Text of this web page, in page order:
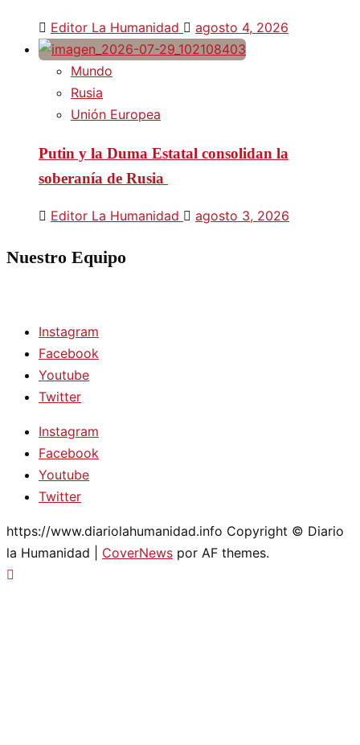
Editor La Humanidad agosto 4, 2026
Mundo
Rusia
Unión Europea
Putin y la Duma Estatal consolidan la
soberanía de Rusia
Editor La Humanidad agosto 3, 2026
Nuestro Equipo
Instagram
Facebook
Youtube
Twitter
Instagram
Facebook
Youtube
Twitter
https://www.diariolahumanidad.info Copyright © Diario
la Humanidad
CoverNews por AF themes.